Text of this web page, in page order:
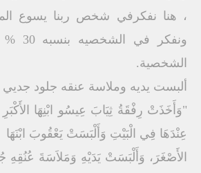
الشخصية.
ألبست يديه وملاسة عنقه جلود
"وَأَخَذَتْ رِفْقَةُ ثِيَابَ عِيسُو ابْنِهَا
عِنْدَهَا فِي الْبَيْتِ وَأَلْبَسَتْ يَعْقُوبَ ابْنَهَا
الأَصْغَرَ، وَأَلْبَسَتْ يَدَيْهِ وَمَلاَسَةَ عُنُقِهِ